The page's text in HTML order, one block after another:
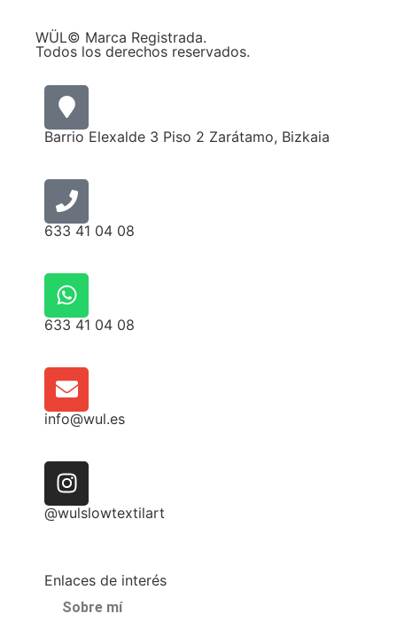
WÜL© Marca Registrada.
Todos los derechos reservados.
Barrio Elexalde 3 Piso 2 Zarátamo, Bizkaia
633 41 04 08
633 41 04 08
info@wul.es
@wulslowtextilart
Enlaces de interés
Sobre mí